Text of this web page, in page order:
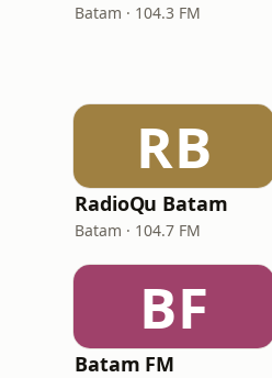
Batam · 104.3 FM
RB
RadioQu Batam
Batam · 104.7 FM
BF
Batam FM